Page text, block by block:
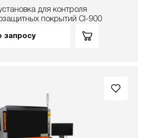
для контроля
покрытий CI-900
запросу